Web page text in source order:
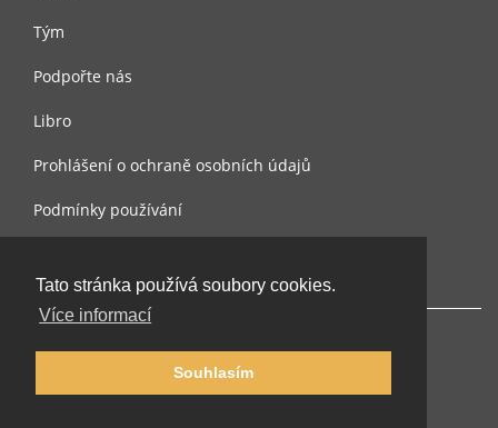
Tato stránka používá soubory cookies.
Více informací
Souhlasím
Tým
Podpořte nás
Libro
Prohlášení o ochraně osobních údajů
Podmínky používání
© 2002-2026 lernu.net |Impressum